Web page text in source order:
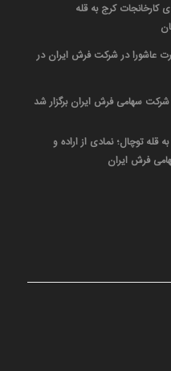
کارخانجات کرج به قله
عاشورا در شرکت فرش ایران در
شرکت سهامی فرش ایران برگزار شد
توچال؛ نمادی از اراده و
فرش ایران